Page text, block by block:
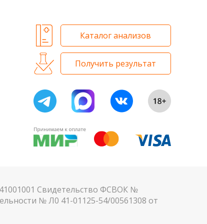
Каталог анализов
Получить результат
Свидетельство ФСВОК №
№ Л0 41-01125-54/00561308 от